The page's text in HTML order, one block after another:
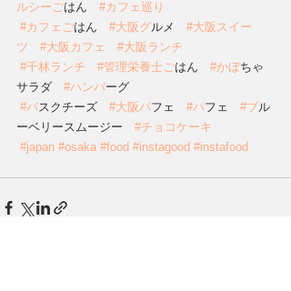
ルシーごはん #カフェ巡り
#カフェごはん #大阪グルメ #大阪スイー
ツ
#大阪カフェ
#大阪ランチ
#千林ランチ
#管理栄養士ごはん #かぼちゃ
サラダ #ハンバーグ
#バスクチーズ #大阪パフェ #パフェ #ブル
ーベリースムージー #チョコケーキ
#japan #osaka #food #instagood #instafood